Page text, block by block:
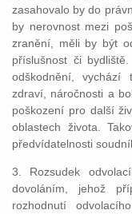
zasahovalo by do
by nerovnost mezi
zranění, měli by být
příslušnost či
odškodnění, vychází
zdraví, náročnosti a
poškození pro další
oblastech života.
předvídatelnosti
3. Rozsudek
dovoláním, jehož
rozhodnutí